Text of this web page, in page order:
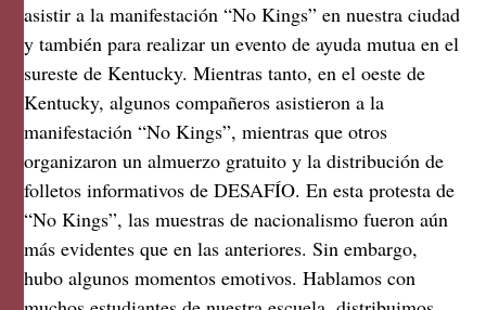
asistir a la manifestación “No Kings” en nuestra ciudad
y también para realizar un evento de ayuda mutua en el
sureste de Kentucky. Mientras tanto, en el oeste de
Kentucky, algunos compañeros asistieron a la
manifestación “No Kings”, mientras que otros
organizaron un almuerzo gratuito y la distribución de
folletos informativos de DESAFÍO. En esta protesta de
“No Kings”, las muestras de nacionalismo fueron aún
más evidentes que en las anteriores. Sin embargo,
hubo algunos momentos emotivos. Hablamos con